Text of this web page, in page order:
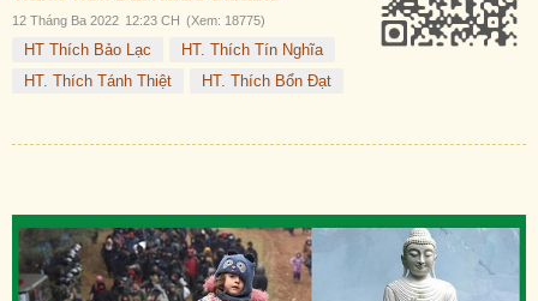
12 Tháng Ba 2022 12:23 CH (Xem: 18775)
HT Thích Bảo Lạc
HT. Thích Tín Nghĩa
HT. Thích Tánh Thiệt
HT. Thích Bổn Đạt